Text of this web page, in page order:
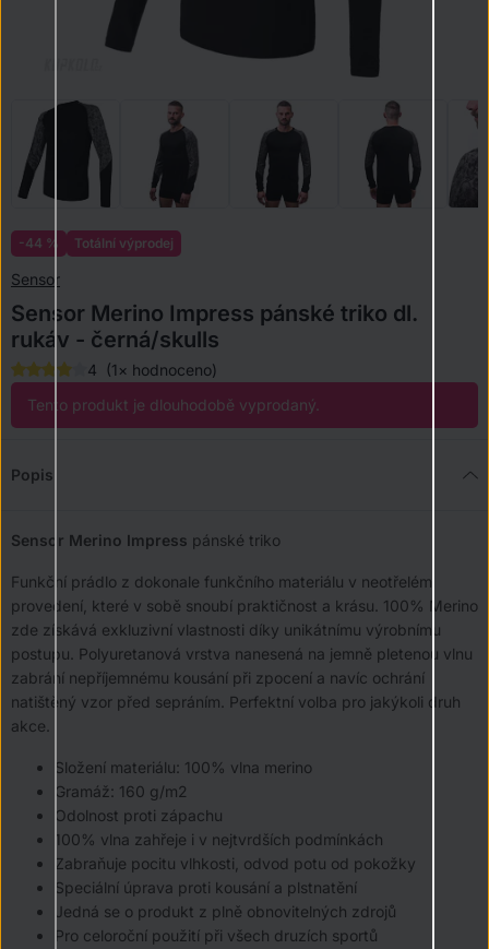
-44 %
Sensor
Sensor Merino Impress pánské triko dl.
rukáv - černá/skulls
4
(1× hodnoceno)
Tento produkt je dlouhodobě vyprodaný.
Popis
Sensor Merino Impress pánské triko
Funkční prádlo z dokonale funkčního materiálu v neotřelém
provedení, které v sobě snoubí praktičnost a krásu. 100% Merino
zde získává exkluzivní vlastnosti díky unikátnímu výrobnímu
postupu. Polyuretanová vrstva nanesená na jemně pletenou vlnu
zabrání nepříjemnému kousání při zpocení a navíc ochrání
natištěný vzor před sepráním. Perfektní volba pro jakýkoli druh
akce.
Složení materiálu: 100% vlna merino
Gramáž: 160 g/m2
Odolnost proti zápachu
100% vlna zahřeje i v nejtvrdších podmínkách
Zabraňuje pocitu vlhkosti, odvod potu od pokožky
Speciální úprava proti kousání a plstnatění
Jedná se o produkt z plně obnovitelných zdrojů
Pro celoroční použití při všech druzích sportů